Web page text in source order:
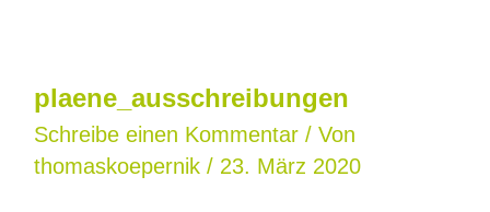
plaene_ausschreibungen
Schreibe einen Kommentar / Von
thomaskoepernik / 23. März 2020